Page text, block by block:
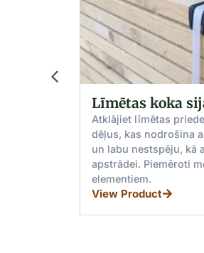
Līmētas koka sijas
Atklājiet līmētas priedes
dēļus, kas nodrošina
un labu nestspēju, kā arī
apstrādei. Piemēroti
elementiem.
View Product